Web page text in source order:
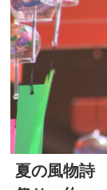
夏の風物詩